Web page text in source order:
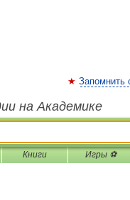
Запомнить
на Академике
Книги Игры ⚽